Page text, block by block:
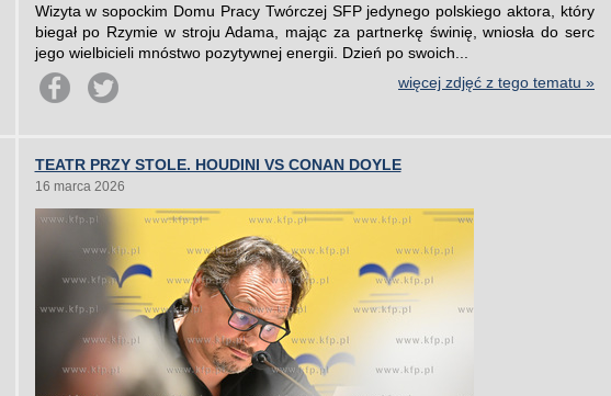
Wizyta w sopockim Domu Pracy Twórczej SFP jedynego polskiego aktora, który
biegał po Rzymie w stroju Adama, mając za partnerkę świnię, wniosła do serc
jego wielbicieli mnóstwo pozytywnej energii. Dzień po swoich...
więcej zdjęć z tego tematu »
TEATR PRZY STOLE. HOUDINI VS CONAN DOYLE
16 marca 2026